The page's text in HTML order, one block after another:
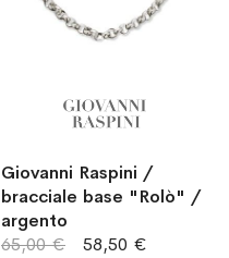
Giovanni Raspini /
bracciale base "Rolò" /
argento
58,50 €
65,00 €